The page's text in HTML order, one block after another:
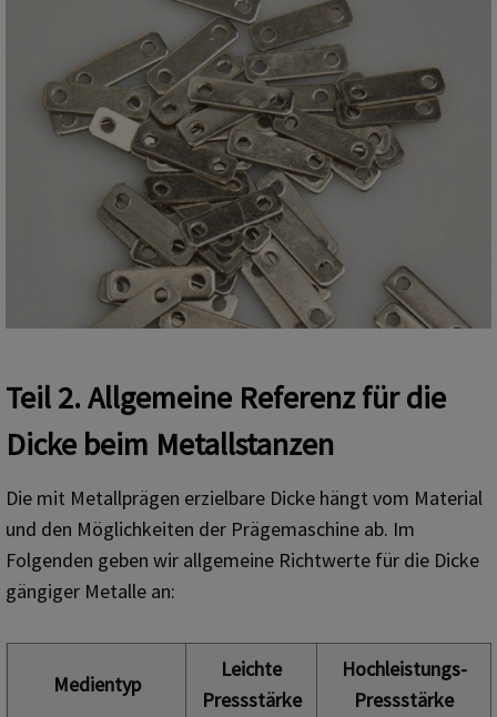
Teil 2. Allgemeine Referenz für die
Dicke beim Metallstanzen
Die mit Metallprägen erzielbare Dicke hängt vom Material
und den Möglichkeiten der Prägemaschine ab. Im
Folgenden geben wir allgemeine Richtwerte für die Dicke
gängiger Metalle an:
Medientyp
Leichte
Pressstärke
Hochleistungs-
Pressstärke